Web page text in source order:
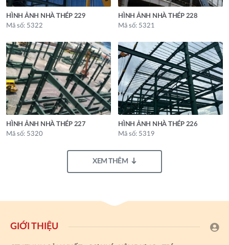
HÌNH ẢNH NHÀ THÉP 229
Mã số: 5322
HÌNH ẢNH NHÀ THÉP 228
Mã số: 5321
HÌNH ẢNH NHÀ THÉP 227
Mã số: 5320
HÌNH ẢNH NHÀ THÉP 226
Mã số: 5319
XEM THÊM
GIỚI THIỆU